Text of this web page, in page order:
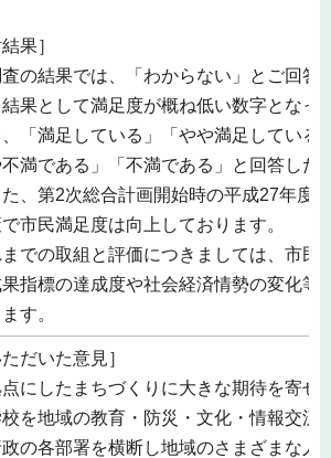
果］
の結果では、「わからない」とご回答
果として満足度が概ね低い数字となっ
「満足している」「やや満足している
満である」「不満である」と回答した
た、第2次総合計画開始時の平成27年度
市民満足度は向上しております。
での取組と評価につきましては、市民
指標の達成度や社会経済情勢の変化等
す。
だいた意見］
にしたまちづくりに大きな期待を寄せ
を地域の教育・防災・文化・情報交流
の各部署を横断し地域のさまざまな人